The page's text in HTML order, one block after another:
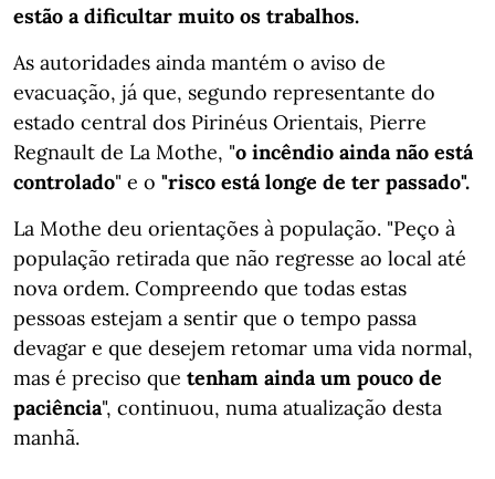
estão a dificultar muito os trabalhos.
As autoridades ainda mantém o aviso de
evacuação, já que, segundo representante do
estado central dos Pirinéus Orientais, Pierre
Regnault de La Mothe, "o incêndio ainda não está
controlado" e o "risco está longe de ter passado".
La Mothe deu orientações à população. "Peço à
população retirada que não regresse ao local até
nova ordem. Compreendo que todas estas
pessoas estejam a sentir que o tempo passa
devagar e que desejem retomar uma vida normal,
mas é preciso que tenham ainda um pouco de
paciência", continuou, numa atualização desta
manhã.